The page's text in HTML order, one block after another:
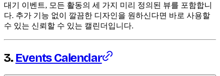
대기 이벤트, 모든 활동의 세 가지 미리 정의된 뷰를 포함합니
다. 추가 기능 없이 깔끔한 디자인을 원하신다면 바로 사용할
수 있는 신뢰할 수 있는 캘린더입니다.
3. Events Calendar